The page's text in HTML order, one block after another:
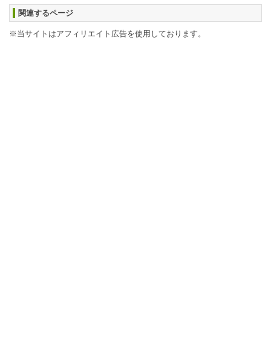
関連するページ
※当サイトはアフィリエイト広告を使用しております。